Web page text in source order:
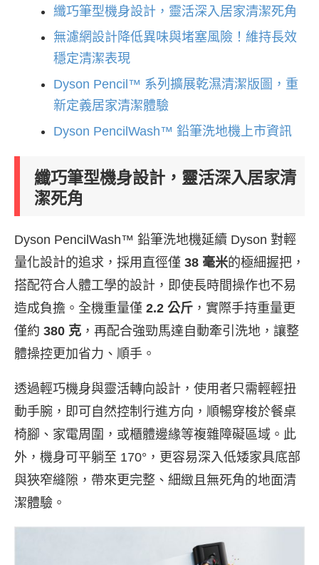
纖巧筆型機身設計，靈活深入居家清潔死角
無濾網設計降低異味與堵塞風險！維持長效
穩定清潔表現
Dyson Pencil™ 系列擴展乾濕清潔版圖，重
新定義居家清潔體驗
Dyson PencilWash™ 鉛筆洗地機上市資訊
纖巧筆型機身設計，靈活深入居家清
潔死角
Dyson PencilWash™ 鉛筆洗地機延續 Dyson 對輕
量化設計的追求，採用直徑僅 38 毫米的極細握把，
搭配符合人體工學的設計，即使長時間操作也不易
造成負擔。全機重量僅 2.2 公斤 ，實際手持重量更
僅約 380 克 ，再配合強勁馬達自動牽引洗地，讓整
體操控更加省力、順手。
透過輕巧機身與靈活轉向設計，使用者只需輕輕扭
動手腕，即可自然控制行進方向，順暢穿梭於餐桌
椅腳、家電周圍，或櫃體邊緣等複雜障礙區域。此
外，機身可平躺至 170°，更容易深入低矮家具底部
與狹窄縫隙，帶來更完整、細緻且無死角的地面清
潔體驗。